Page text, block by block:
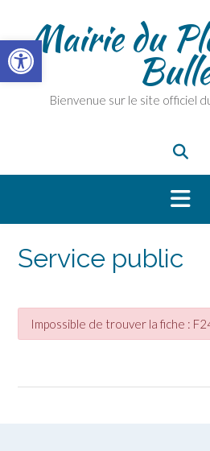
contentMairie du
Bienvenue sur le site officiel
Service public
Impossible de trouver la fiche :
Ouvrir la barre